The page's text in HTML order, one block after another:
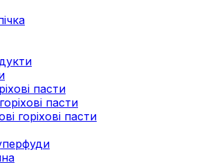
пасти
пасти
горіхові пасти